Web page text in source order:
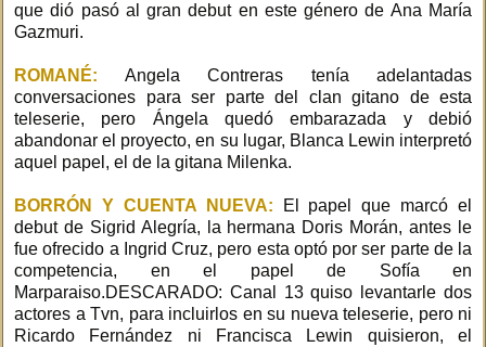
que dió pasó al gran debut en este género de Ana María
Gazmuri.
ROMANÉ: Angela Contreras tenía adelantadas
conversaciones para ser parte del clan gitano de esta
teleserie, pero Ángela quedó embarazada y debió
abandonar el proyecto, en su lugar, Blanca Lewin interpretó
aquel papel, el de la gitana Milenka.
BORRÓN Y CUENTA NUEVA: El papel que marcó el
debut de Sigrid Alegría, la hermana Doris Morán, antes le
fue ofrecido a Ingrid Cruz, pero esta optó por ser parte de la
competencia, en el papel de Sofía en
Marparaiso.DESCARADO: Canal 13 quiso levantarle dos
actores a Tvn, para incluirlos en su nueva teleserie, pero ni
Ricardo Fernández ni Francisca Lewin quisieron, el